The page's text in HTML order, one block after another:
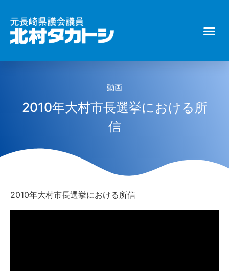
動画
2010年大村市長選挙における所
信
2010年大村市長選挙における所信